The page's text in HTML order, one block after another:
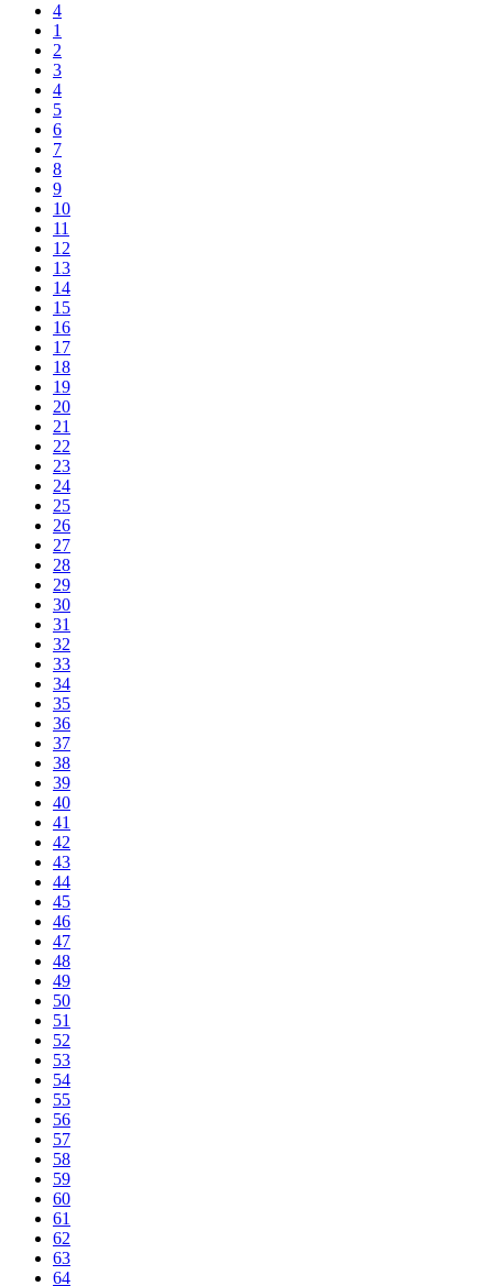
4
1
2
3
4
5
6
7
8
9
10
11
12
13
14
15
16
17
18
19
20
21
22
23
24
25
26
27
28
29
30
31
32
33
34
35
36
37
38
39
40
41
42
43
44
45
46
47
48
49
50
51
52
53
54
55
56
57
58
59
60
61
62
63
64